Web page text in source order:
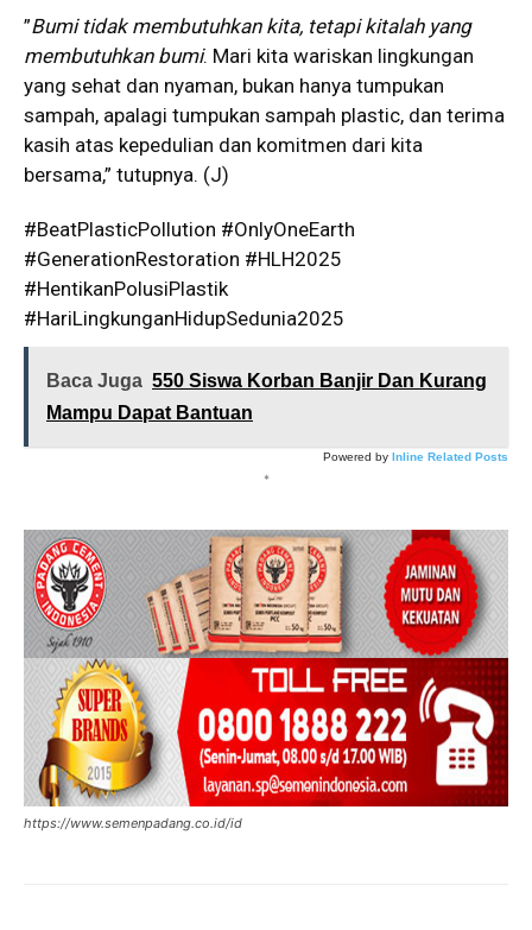
”Bumi tidak membutuhkan kita, tetapi kitalah yang
membutuhkan bumi. Mari kita wariskan lingkungan
yang sehat dan nyaman, bukan hanya tumpukan
sampah, apalagi tumpukan sampah plastic, dan terima
kasih atas kepedulian dan komitmen dari kita
bersama,” tutupnya. (J)
#BeatPlasticPollution #OnlyOneEarth
#GenerationRestoration #HLH2025
#HentikanPolusiPlastik
#HariLingkunganHidupSedunia2025
Baca Juga 550 Siswa Korban Banjir Dan Kurang
Mampu Dapat Bantuan
Powered by Inline Related Posts
*
https://www.semenpadang.co.id/id